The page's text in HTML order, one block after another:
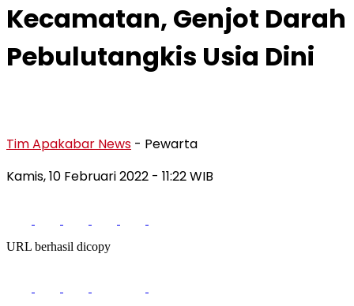
Kecamatan, Genjot Darah
Pebulutangkis Usia Dini
Tim Apakabar News - Pewarta
Kamis, 10 Februari 2022 - 11:22 WIB
URL berhasil dicopy